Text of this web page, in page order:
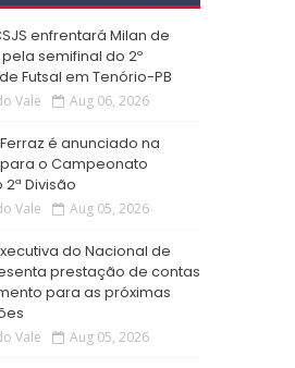
enfrentará Milan de
semifinal do 2º
Futsal em Tenório-PB
Vale Aug 06, 2026
é anunciado na
o Campeonato
Divisão
Vale Aug 05, 2026
do Nacional de
prestação de contas
para as próximas
Vale Aug 05, 2026